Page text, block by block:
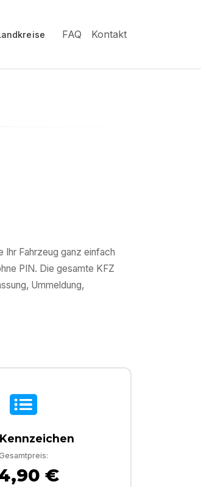
FAQ Kontakt
Fahrzeug ganz einfach
PIN. Die gesamte KFZ
Ummeldung,
Gesamtpreis:
€